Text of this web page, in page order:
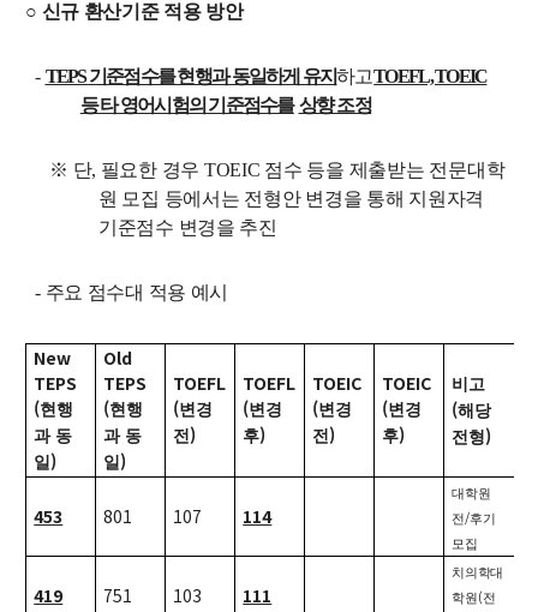
전기정보세미나
교육
교과과정
대학원
교과목이수규정
연합전공 인공지능
연합전공 지능형 통신
협동과정 인공지능
해동학술정보
소개
공지사항
○ 신규 환산기준 적용 방안
- TEPS기준점수를 현행과 동일하게 유지하고TOEFL, TOEIC
등 타 영어시험의 기준점수를 상향 조정
※ 단, 필요한 경우 TOEIC 점수 등을 제출받는 전문대학
원 모집 등에서는 전형안 변경을 통해 지원자격
기준점수 변경을 추진
- 주요 점수대 적용 예시
New
TEPS
(현행
과 동
일 )
Old
TEPS
(현행
과 동
일 )
TOEFL
(변경
전)
TOEFL
(변경
후)
TOEIC
(변경
전)
TOEIC
(변경
후)
비고
(해당
전형)
453 801 107 114
대학원
전/후기
모집
419 751 103 111
치의학대
학원 (전